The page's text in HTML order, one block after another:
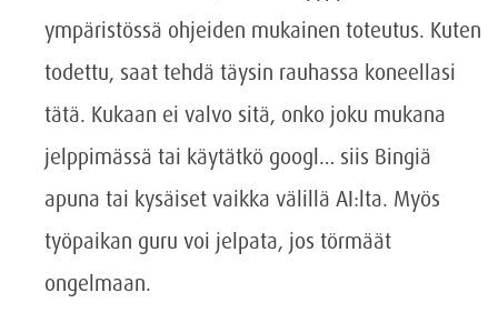
ympäristössä ohjeiden mukainen toteutus. Kuten
todettu, saat tehdä täysin rauhassa koneellasi
tätä. Kukaan ei valvo sitä, onko joku mukana
jelppimässä tai käytätkö googl… siis Bingiä
apuna tai kysäiset vaikka välillä AI:lta. Myös
työpaikan guru voi jelpata, jos törmäät
ongelmaan.